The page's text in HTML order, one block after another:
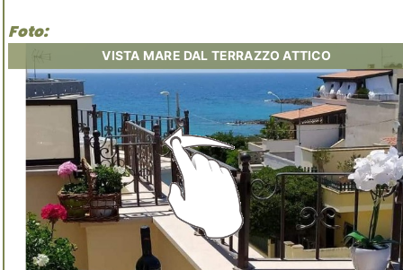
Foto:
VISTA MARE DAL TERRAZZO ATTICO